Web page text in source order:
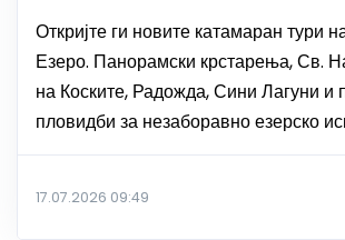
Откријте ги новите катамаран тури
Езеро. Панорамски крстарења, Св.
на Коските, Радожда, Сини Лагуни и
пловидби за незаборавно езерско
17.07.2026 09:49